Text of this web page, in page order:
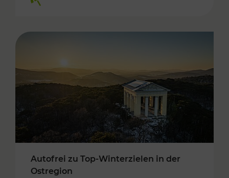
Autofrei zu Top-Winterzielen in der
Ostregion